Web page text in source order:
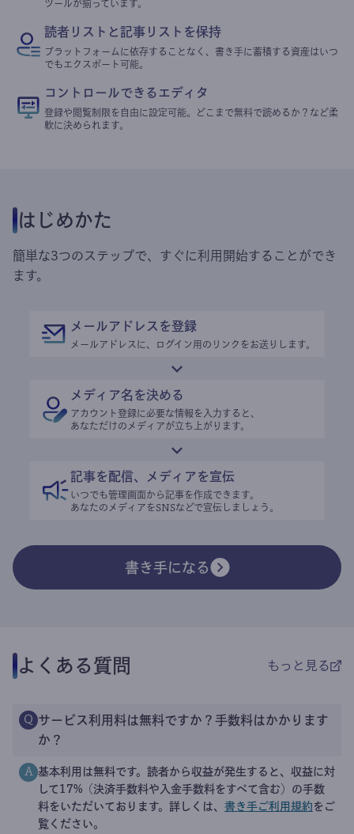
ツールが揃っています。
読者リストと記事リストを保持
プラットフォームに依存することなく、書き手に蓄積する資産はいつ
でもエクスポート可能。
コントロールできるエディタ
登録や閲覧制限を自由に設定可能。どこまで無料で読めるか？など柔
軟に決められます。
はじめかた
簡単な3つのステップで、すぐに利用開始することができ
ます。
メールアドレスを登録
メールアドレスに、ログイン用のリンクをお送りします。
メディア名を決める
アカウント登録に必要な情報を入力すると、
あなただけのメディアが立ち上がります。
記事を配信、メディアを宣伝
いつでも管理画面から記事を作成できます。
あなたのメディアをSNSなどで宣伝しましょう。
書き手になる
よくある質問 もっと見る
Q サービス利用料は無料ですか？手数料はかかります
か？
A 基本利用は無料です。読者から収益が発生すると、収益に対
して17%（決済手数料や入金手数料をすべて含む）の手数
料をいただいております。詳しくは、 書き手ご利用規約 をご
覧ください。